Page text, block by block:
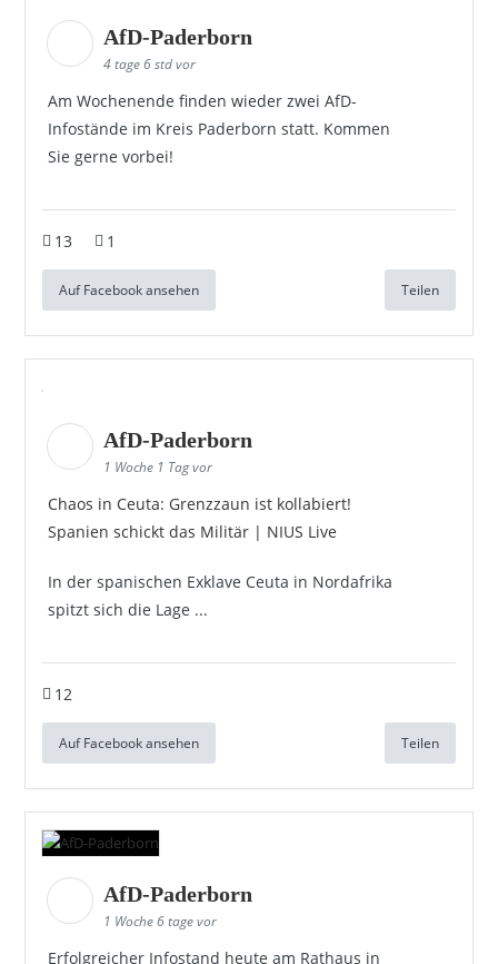
AfD-Paderborn
4 tage 6 std vor
Am Wochenende finden wieder zwei AfD-
Infostände im Kreis Paderborn statt. Kommen
Sie gerne vorbei!
13 1
Auf Facebook ansehen Teilen
AfD-Paderborn
1 Woche 1 Tag vor
Chaos in Ceuta: Grenzzaun ist kollabiert!
Spanien schickt das Militär | NIUS Live
In der spanischen Exklave Ceuta in Nordafrika
spitzt sich die Lage ...
12
Auf Facebook ansehen Teilen
AfD-Paderborn
1 Woche 6 tage vor
Erfolgreicher Infostand heute am Rathaus in